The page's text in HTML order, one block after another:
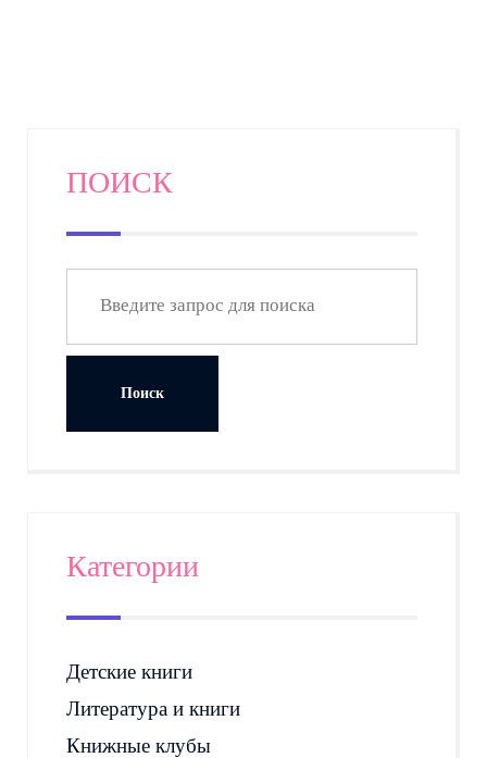
ПОИСК
Категории
Детские книги
Литература и книги
Книжные клубы